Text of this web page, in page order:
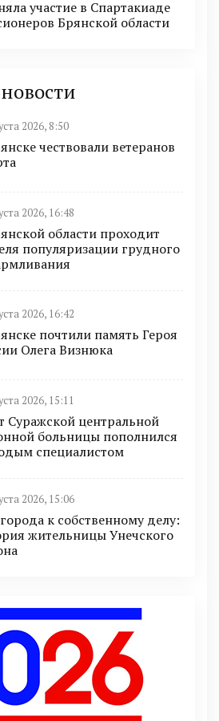
участие в Спартакиаде
Брянской области
2026, 8:50
чествовали ветеранов
2026, 16:48
области проходит
популяризации грудного
2026, 16:42
почтили память Героя
Олега Визнюка
2026, 15:11
Суражской центральной
больницы пополнился
специалистом
2026, 15:06
к собственному делу:
жительницы Унечского